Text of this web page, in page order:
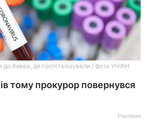
до Києва, де госпіталізували / фото УНІАН
тому прокурор повернувся
Реклама